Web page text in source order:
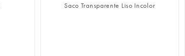
Saco Transparente Liso Incolor